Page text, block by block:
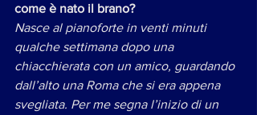
come è nato il brano?
Nasce al pianoforte in venti minuti
qualche settimana dopo una
chiacchierata con un amico, guardando
dall’alto una Roma che si era appena
svegliata. Per me segna l’inizio di un